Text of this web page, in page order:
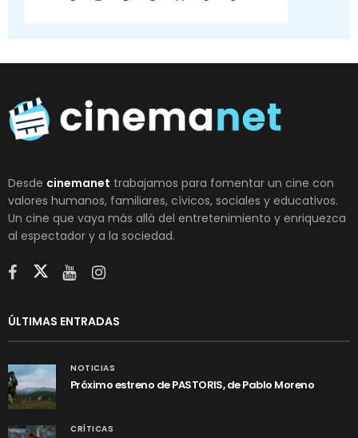
Desde cinemanet trabajamos para fomentar un cine con
valores humanos, familiares, cívicos, sociales y educativos.
Un cine que vaya más allá del entretenimiento y enriquezca
al espectador y a la sociedad.
ÚLTIMAS ENTRADAS
NOTICIAS
Próximo estreno de PASTORIS, de Pablo Moreno
CRÍTICAS